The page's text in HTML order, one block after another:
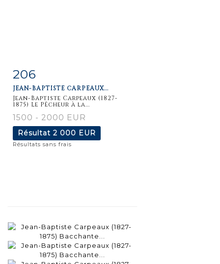
Fiche
206
JEAN-BAPTISTE CARPEAUX...
Jean-Baptiste Carpeaux (1827-
1875) Le Pêcheur à la...
1500 - 2000 EUR
Résultat 2 000 EUR
Résultats sans frais